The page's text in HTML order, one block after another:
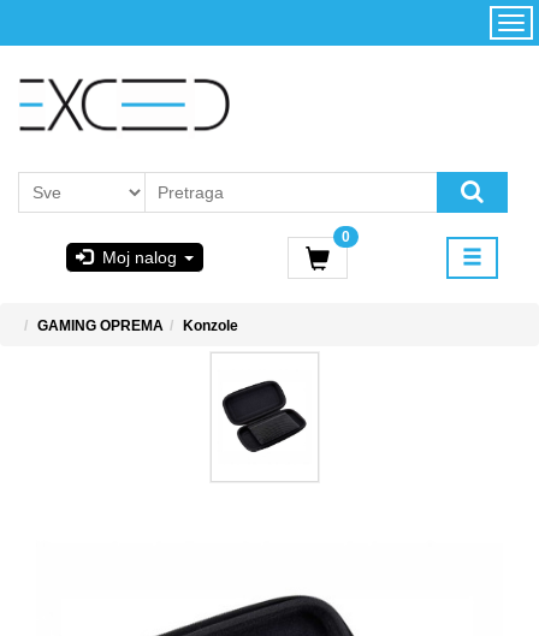
Moj nalog
0
Početna
korišćenja i
GAMING OPREMA Konzole